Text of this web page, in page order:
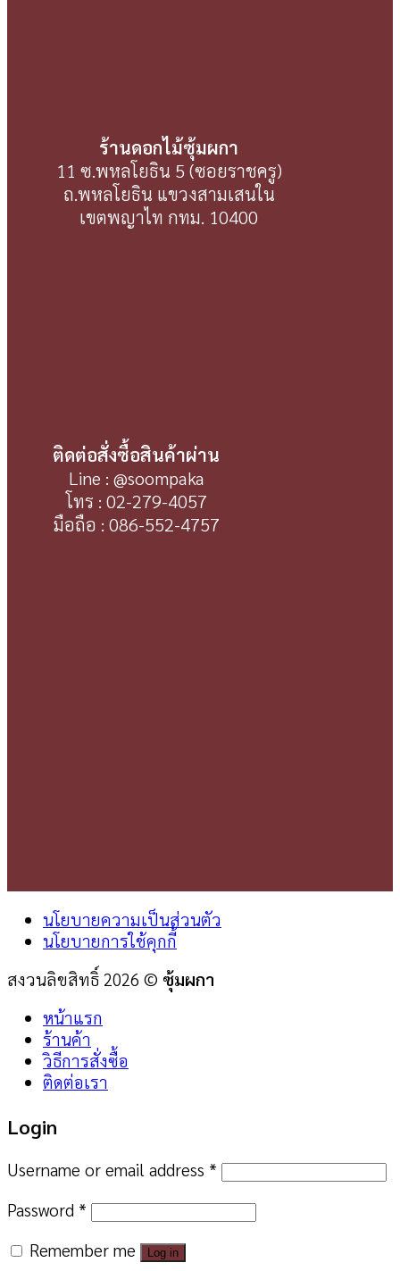
ร้านดอกไม้ซุ้มผกา
11 ซ.พหลโยธิน 5 (ซอยราชครู)
ถ.พหลโยธิน แขวงสามเสนใน
เขตพญาไท กทม. 10400
ติดต่อสั่งซื้อสินค้าผ่าน
Line : @soompaka
โทร : 02-279-4057
มือถือ : 086-552-4757
นโยบายความเป็นส่วนตัว
นโยบายการใช้คุกกี้
สงวนลิขสิทธิ์ 2026 © ซุ้มผกา
หน้าแรก
ร้านค้า
วิธีการสั่งซื้อ
ติดต่อเรา
Login
Username or email address *
Password *
Remember me
Log in